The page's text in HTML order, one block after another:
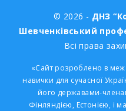
© 2026 - ДНЗ
Шевченківський
Всі права
«Сайт розроблено в
навички для сучасної
його державами-
Фінляндією, Естонією, і